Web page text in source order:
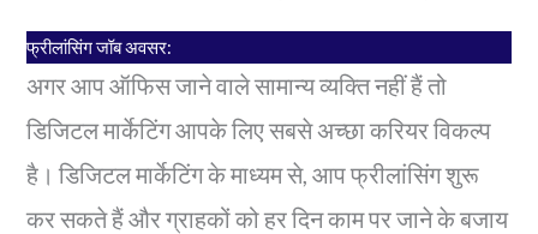
फ्रीलांसिंग जॉब अवसर:
अगर आप ऑफिस जाने वाले सामान्य व्यक्ति नहीं हैं तो
डिजिटल मार्केटिंग आपके लिए सबसे अच्छा करियर विकल्प
है। डिजिटल मार्केटिंग के माध्यम से, आप फ्रीलांसिंग शुरू
कर सकते हैं और ग्राहकों को हर दिन काम पर जाने के बजाय